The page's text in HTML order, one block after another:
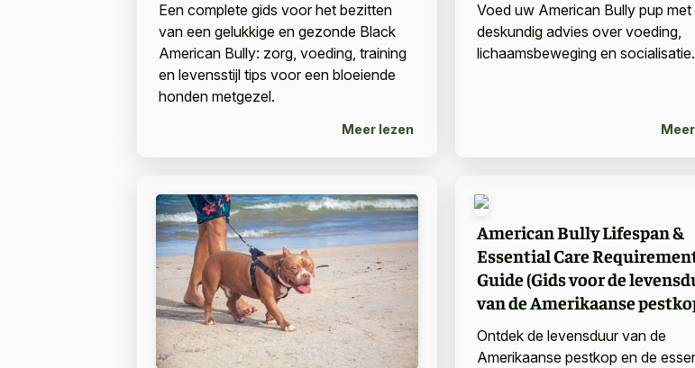
Een complete gids voor het bezitten
van een gelukkige en gezonde Black
American Bully: zorg, voeding, training
en levensstijl tips voor een bloeiende
honden metgezel.
Meer lezen
Voed uw American Bully pup met
deskundig advies over voeding,
lichaamsbeweging en socialisatie.
American Bully Lifespan &
Essential Care
Guide (Gids voor de
van de Amerikaanse
Ontdek de levensduur van de
Amerikaanse pestkop en de